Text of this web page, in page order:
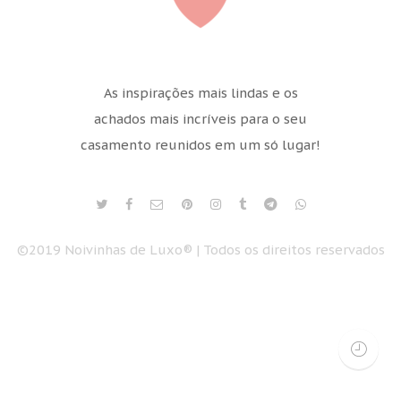
As inspirações mais lindas e os
achados mais incríveis para o seu
casamento reunidos em um só lugar!
©2019 Noivinhas de Luxo® | Todos os direitos reservados